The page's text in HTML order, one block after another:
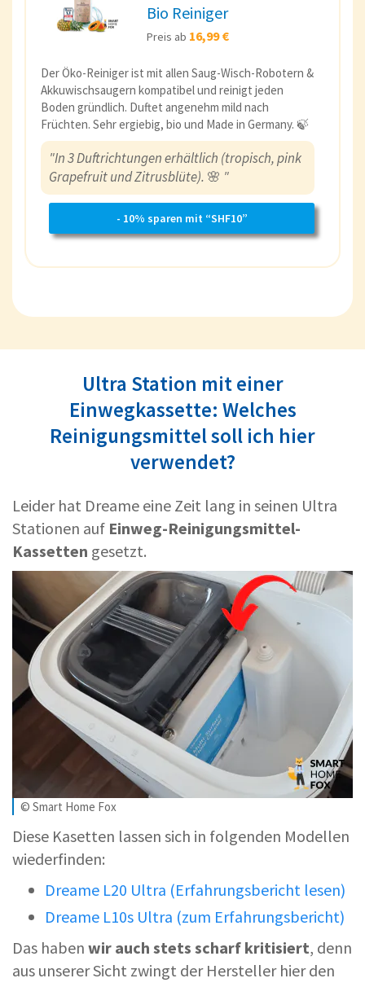
Bio Reiniger
Preis ab 16,99 €
Der Öko-Reiniger ist mit allen Saug-Wisch-Robotern &
Akkuwischsaugern kompatibel und reinigt jeden
Boden gründlich. Duftet angenehm mild nach
Früchten. Sehr ergiebig, bio und Made in Germany. 🍃
"In 3 Duftrichtungen erhältlich (tropisch, pink
Grapefruit und Zitrusblüte). 🌸 "
- 10% sparen mit “SHF10”
Ultra Station mit einer
Einwegkassette: Welches
Reinigungsmittel soll ich hier
verwendet?
Leider hat Dreame eine Zeit lang in seinen Ultra
Stationen auf Einweg-Reinigungsmittel-
Kassetten gesetzt.
© Smart Home Fox
Diese Kasetten lassen sich in folgenden Modellen
wiederfinden:
Dreame L20 Ultra (Erfahrungsbericht lesen)
Dreame L10s Ultra (zum Erfahrungsbericht)
Das haben wir auch stets scharf kritisiert, denn
aus unserer Sicht zwingt der Hersteller hier den